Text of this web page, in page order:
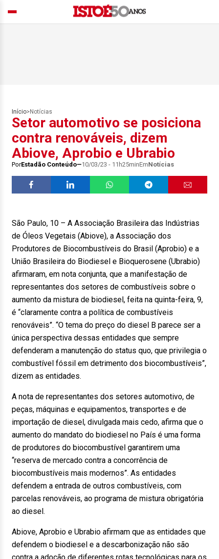
Início> Notícias
Setor automotivo se posiciona
contra renováveis, dizem
Abiove, Aprobio e Ubrabio
PorEstadão Conteúdo 10/03/23 - 11h25minEmNotícias
São Paulo, 10 – A Associação Brasileira das Indústrias
de Óleos Vegetais (Abiove), a Associação dos
Produtores de Biocombustíveis do Brasil (Aprobio) e a
União Brasileira do Biodiesel e Bioquerosene (Ubrabio)
afirmaram, em nota conjunta, que a manifestação de
representantes dos setores de combustíveis sobre o
aumento da mistura de biodiesel, feita na quinta-feira, 9,
é “claramente contra a política de combustíveis
renováveis”. “O tema do preço do diesel B parece ser a
única perspectiva dessas entidades que sempre
defenderam a manutenção do status quo, que privilegia o
combustível fóssil em detrimento dos biocombustíveis”,
dizem as entidades.
A nota de representantes dos setores automotivo, de
peças, máquinas e equipamentos, transportes e de
importação de diesel, divulgada mais cedo, afirma que o
aumento do mandato do biodiesel no País é uma forma
de produtores do biocombustível garantirem uma
“reserva de mercado contra a concorrência de
biocombustíveis mais modernos”. As entidades
defendem a entrada de outros combustíveis, com
parcelas renováveis, ao programa de mistura obrigatória
ao diesel.
Abiove, Aprobio e Ubrabio afirmam que as entidades que
defendem o biodiesel e a descarbonização não são